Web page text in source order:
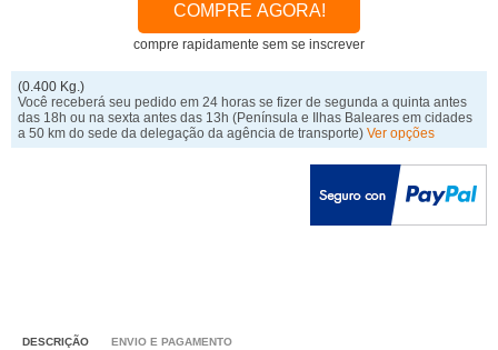
COMPRE AGORA!
compre rapidamente sem se inscrever
(0.400 Kg.)
Você receberá seu pedido em 24 horas se fizer de segunda a quinta antes
das 18h ou na sexta antes das 13h(Península e Ilhas Baleares em cidades
a 50 km do sede da delegação da agência de transporte) Ver opções
DESCRIÇÃO ENVIO E PAGAMENTO